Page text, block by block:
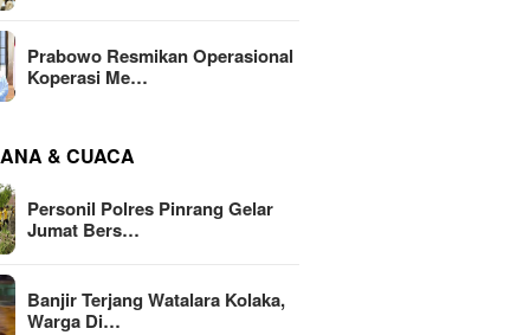
Prabowo Resmikan Operasional
Koperasi Me…
& CUACA
Personil Polres Pinrang Gelar
Jumat Bers…
Banjir Terjang Watalara Kolaka,
Warga Di…